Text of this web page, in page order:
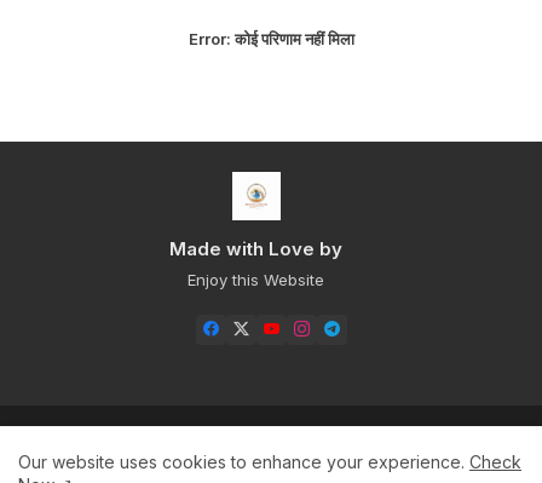
Error:कोई परिणाम नहीं मिला
Made with Love by
Enjoy this Website
Our website uses cookies to enhance your experience. Check